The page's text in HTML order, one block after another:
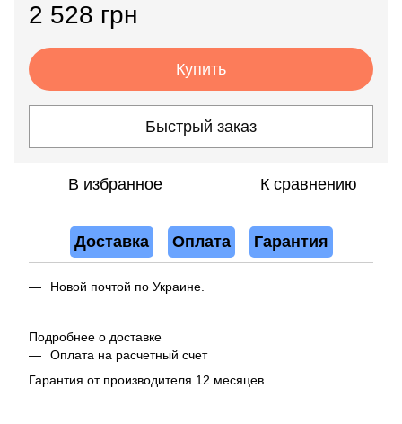
2 528 грн
Купить
Быстрый заказ
В избранное К сравнению
Доставка Оплата Гарантия
Новой почтой по Украине.
Подробнее о доставке
Оплата на расчетный счет
Гарантия от производителя 12 месяцев